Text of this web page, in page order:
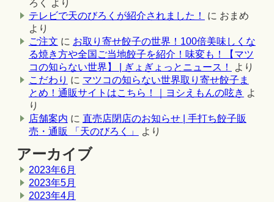
ろく
より
テレビで天のびろくが紹介されました！
に おまめ
より
ご注文 に お取り寄せ餃子の世界！100倍美味しくな
る焼き方や全国ご当地餃子を紹介！味変も！【マツ
コの知らない世界】 | ぎょぎょっとニュース！
より
こだわり に マツコの知らない世界取り寄せ餃子ま
とめ！通販サイトはこちら！｜ヨシえもんの呟き よ
り
店舗案内 に 直売店閉店のお知らせ | 手打ち餃子販
売・通販 「天のびろく」
より
アーカイブ
2023年6月
2023年5月
2023年4月